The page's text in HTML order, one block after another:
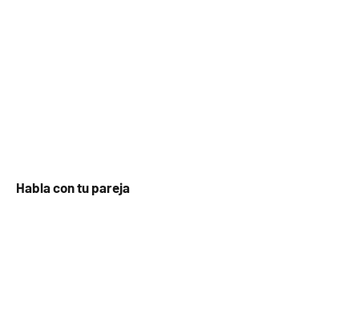
Habla con tu pareja